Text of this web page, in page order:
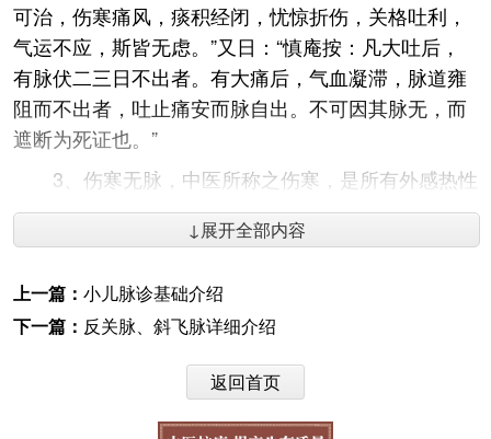
可治，伤寒痛风，痰积经闭，忧惊折伤，关格吐利，
气运不应，斯皆无虑。”又日：“慎庵按：凡大吐后，
有脉伏二三日不出者。有大痛后，气血凝滞，脉道雍
阻而不出者，吐止痛安而脉自出。不可因其脉无，而
遮断为死证也。”
3、伤寒无脉，中医所称之伤寒，是所有外感热性
病的总称。前已言之，无脉证患者多与结核和风湿病
有关，故无脉症之活动期中常可出现发热等症，和中
微》引汪子良日：“伤寒头痛发热，一手或两手无脉，
此寒邪在表，不得发越之故，必邪汗也，当攻之。”又
日：“一疫病，面赤，舌苔白，小便数，大便秘，身如
芒刺，六脉俱无，此欲作斑之候，投
脉散，一服斑出，六脉见而安。”
↓展开全部内容
上一篇： 小儿脉诊基础介绍
下一篇： 反关脉、斜飞脉详细介绍
返回首页